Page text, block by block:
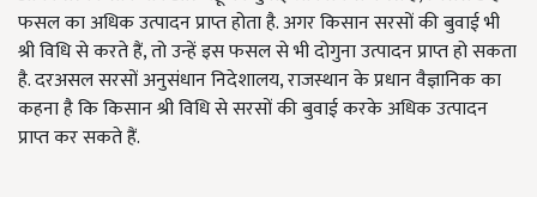
फसल का अधिक उत्पादन प्राप्त होता है. अगर किसान सरसों की बुवाई भी
श्री विधि से करते हैं, तो उन्हें इस फसल से भी दोगुना उत्पादन प्राप्त हो सकता
है. दरअसल सरसों अनुसंधान निदेशालय, राजस्थान के प्रधान वैज्ञानिक का
कहना है कि किसान श्री विधि से सरसों की बुवाई करके अधिक उत्पादन
प्राप्त कर सकते हैं.